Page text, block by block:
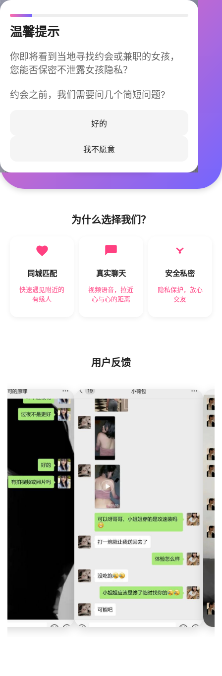
温馨提示
你即将看到当地寻找约会或兼职的女孩，
您能否保密不泄露女孩隐私？
约会之前，我们需要问几个简短问题?
好的
我不愿意
今晚不再孤单
同城快速匹配，马上认识身边的TA
立即下载
为什么选择我们？
同城匹配
快速遇见附近的
有缘人
真实聊天
视频语音，拉近
心与心的距离
安全私密
隐私保护，放心
交友
用户反馈